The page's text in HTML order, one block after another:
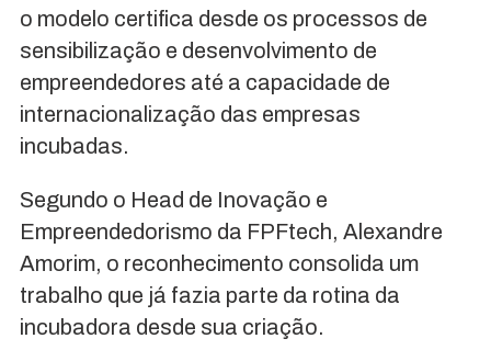
o modelo certifica desde os processos de
sensibilização e desenvolvimento de
empreendedores até a capacidade de
internacionalização das empresas
incubadas.
Segundo o Head de Inovação e
Empreendedorismo da FPFtech, Alexandre
Amorim, o reconhecimento consolida um
trabalho que já fazia parte da rotina da
incubadora desde sua criação.